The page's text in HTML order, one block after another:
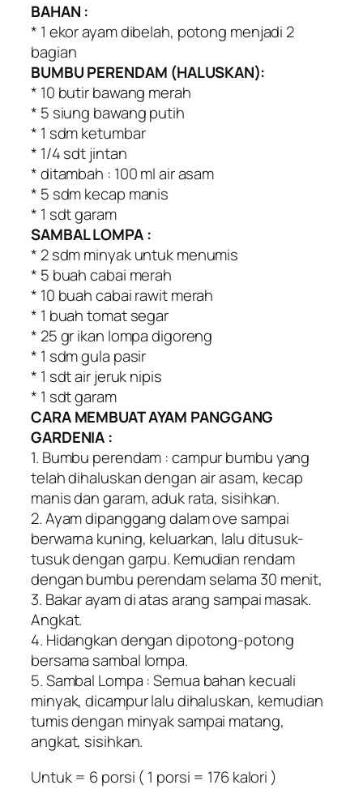
BAHAN :
* 1 ekor ayam dibelah, potong menjadi 2
bagian
BUMBU PERENDAM (HALUSKAN):
* 10 butir bawang merah
* 5 siung bawang putih
* 1 sdm ketumbar
* 1/4 sdt jintan
* ditambah : 100 ml air asam
* 5 sdm kecap manis
* 1 sdt garam
SAMBAL LOMPA :
* 2 sdm minyak untuk menumis
* 5 buah cabai merah
* 10 buah cabai rawit merah
* 1 buah tomat segar
* 25 gr ikan lompa digoreng
* 1 sdm gula pasir
* 1 sdt air jeruk nipis
* 1 sdt garam
CARA MEMBUAT AYAM PANGGANG
GARDENIA :
1. Bumbu perendam : campur bumbu yang
telah dihaluskan dengan air asam, kecap
manis dan garam, aduk rata, sisihkan.
2. Ayam dipanggang dalam ove sampai
berwarna kuning, keluarkan, lalu ditusuk-
tusuk dengan garpu. Kemudian rendam
dengan bumbu perendam selama 30 menit,
3. Bakar ayam di atas arang sampai masak.
Angkat.
4. Hidangkan dengan dipotong-potong
bersama sambal lompa.
5. Sambal Lompa : Semua bahan kecuali
minyak, dicampur lalu dihaluskan, kemudian
tumis dengan minyak sampai matang,
angkat, sisihkan.
Untuk = 6 porsi ( 1 porsi = 176 kalori )